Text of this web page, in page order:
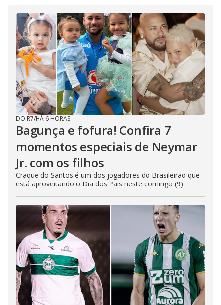
DO R7/HÁ 6 HORAS
Bagunça e fofura! Confira 7
momentos especiais de Neymar
Jr. com os filhos
Craque do Santos é um dos jogadores do Brasileirão que
está aproveitando o Dia dos Pais neste domingo (9)